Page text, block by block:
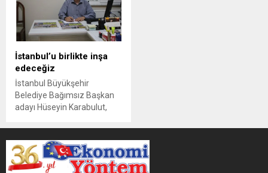
İstanbul’u birlikte inşa
edeceğiz
İstanbul Büyükşehir
Belediye Bağımsız Başkan
adayı Hüseyin Karabulut,
beraberlik adına mesajlar
verdi. Halka hizmet için yola
çıktığını dile getiren
Karabulut, “Sorun varsa